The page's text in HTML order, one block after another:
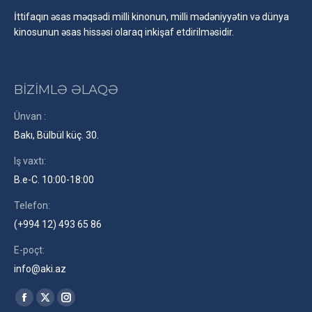
İttifaqın əsas məqsədi milli kinonun, milli mədəniyyətin və dünya
kinosunun əsas hissəsi olaraq inkişaf etdirilməsidir.
BİZİMLƏ ƏLAQƏ
Ünvan :
Bakı, Bülbül küç. 30.
Iş vaxtı:
B.e-C. 10:00-18:00
Telefon:
(+994 12) 493 65 86
E-poçt:
info@aki.az
Find us on:
Facebook
X Instagram